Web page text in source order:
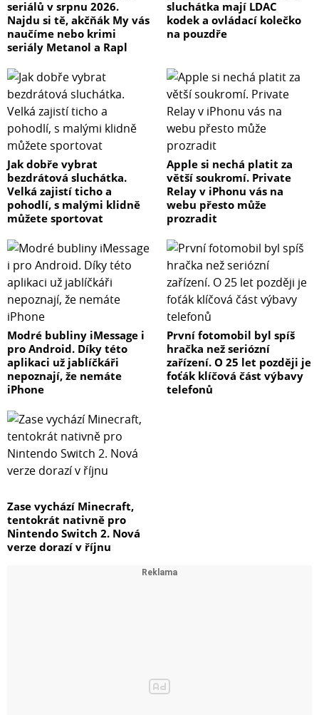
seriálů v srpnu 2026.
Najdu si tě, akčňák My vás
naučíme nebo krimi
seriály Metanol a Rapl
sluchátka mají LDAC
kodek a ovládací kolečko
na pouzdře
Jak dobře vybrat
bezdrátová sluchátka.
Velká zajistí ticho a
pohodlí, s malými klidně
můžete sportovat
Apple si nechá platit za
větší soukromí. Private
Relay v iPhonu vás na
webu přesto může
prozradit
Modré bubliny iMessage i
pro Android. Díky této
aplikaci už jablíčkáři
nepoznají, že nemáte
iPhone
První fotomobil byl spíš
hračka než seriózní
zařízení. O 25 let později je
foťák klíčová část výbavy
telefonů
Zase vychází Minecraft,
tentokrát nativně pro
Nintendo Switch 2. Nová
verze dorazí v říjnu